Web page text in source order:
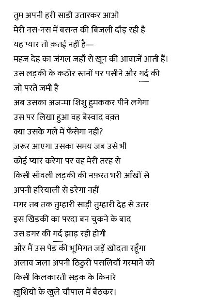
तुम अपनी हरी साड़ी उतारकर आओ
मेरी नस-नस में बसन्त की बिजली दौड़ रही है
यह प्यार तो क़तई नहीं है—
महज़ देह का जंगल जहाँ से ख़ून की आवाज़ें आती हैं।
उस लड़की के कठोर स्तनों पर पसीने औरगर्दकी
जो परतें जमी हैं
अब उसका अजन्मा शिशु हुमककर पीने लगेगा
उस पर लिखा हुआ वह बेस्वाद वक़्त
क्या उसके गले में फँसेगा नहीं?
ज़रूर आएगा उसका समय जब उसे भी
कोई प्यार करेगा पर वह मेरी तरह से
किसी साँवली लड़की की नफ़रत भरी आँखों से
अपनी हरियाली से डरेगा नहीं
मगर तब तक तुम्हारी साड़ी तुम्हारी देह से उतर
इस खिड़की का परदा बन चुकने के बाद
उस डगर कीगर्दझाड़ रही होगी
और मैं उस पेड़ की भूमिगत जड़ें खोदता रहूँगा
अलाव जला अपनी ठिठुरी पसलियाँ गरमाने को
किसी किलकारती सड़क के किनारे
ख़ुशियों के खुले चौपाल में बैठकर।